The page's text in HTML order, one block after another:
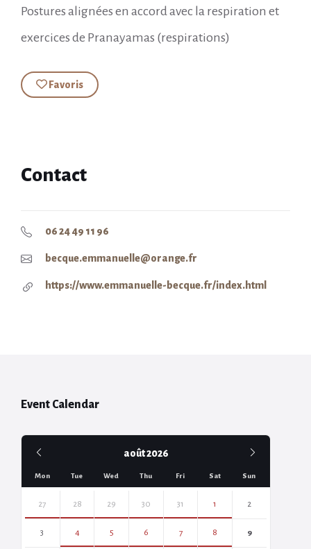
Postures alignées en accord avec la respiration et
exercices de Pranayamas (respirations)
Favoris
Contact
06 24 49 11 96
becque.emmanuelle@orange.fr
https://www.emmanuelle-becque.fr/index.html
Event Calendar
août2026
Month
Mon Tue Wed Thu Fri Sat Sun
calendar
days
27 28 29 30 31 1 2
3 4 5 6 7 8 9